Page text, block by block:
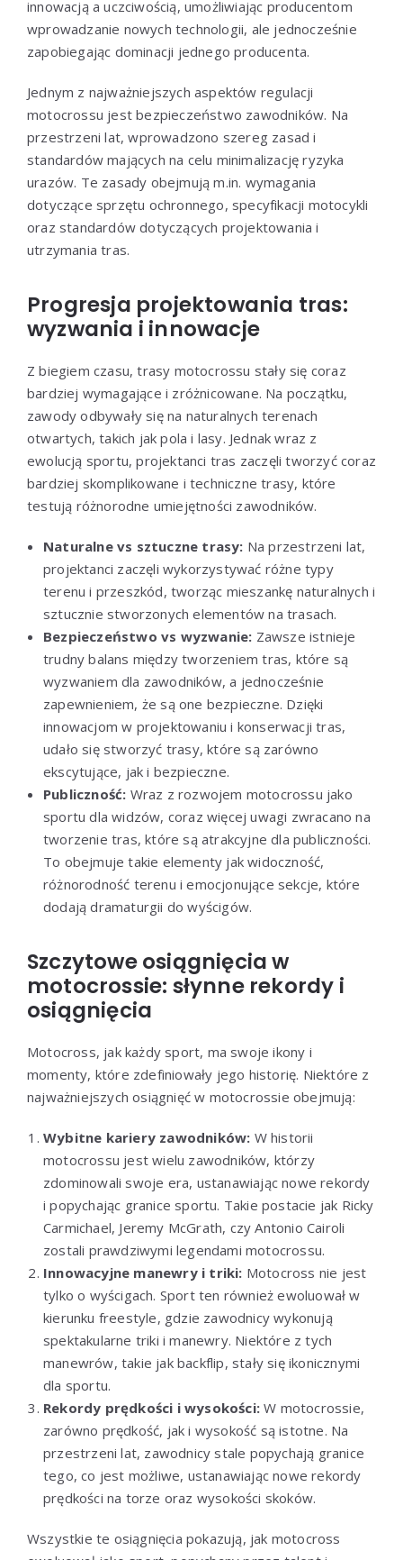
innowacją a uczciwością, umożliwiając producentom
wprowadzanie nowych technologii, ale jednocześnie
zapobiegając dominacji jednego producenta.
Jednym z najważniejszych aspektów regulacji
motocrossu jest bezpieczeństwo zawodników. Na
przestrzeni lat, wprowadzono szereg zasad i
standardów mających na celu minimalizację ryzyka
urazów. Te zasady obejmują m.in. wymagania
dotyczące sprzętu ochronnego, specyfikacji motocykli
oraz standardów dotyczących projektowania i
utrzymania tras.
Progresja projektowania tras:
wyzwania i innowacje
Z biegiem czasu, trasy motocrossu stały się coraz
bardziej wymagające i zróżnicowane. Na początku,
zawody odbywały się na naturalnych terenach
otwartych, takich jak pola i lasy. Jednak wraz z
ewolucją sportu, projektanci tras zaczęli tworzyć coraz
bardziej skomplikowane i techniczne trasy, które
testują różnorodne umiejętności zawodników.
Naturalne vs sztuczne trasy: Na przestrzeni lat,
projektanci zaczęli wykorzystywać różne typy
terenu i przeszkód, tworząc mieszankę naturalnych i
sztucznie stworzonych elementów na trasach.
Bezpieczeństwo vs wyzwanie: Zawsze istnieje
trudny balans między tworzeniem tras, które są
wyzwaniem dla zawodników, a jednocześnie
zapewnieniem, że są one bezpieczne. Dzięki
innowacjom w projektowaniu i konserwacji tras,
udało się stworzyć trasy, które są zarówno
ekscytujące, jak i bezpieczne.
Publiczność: Wraz z rozwojem motocrossu jako
sportu dla widzów, coraz więcej uwagi zwracano na
tworzenie tras, które są atrakcyjne dla publiczności.
To obejmuje takie elementy jak widoczność,
różnorodność terenu i emocjonujące sekcje, które
dodają dramaturgii do wyścigów.
Szczytowe osiągnięcia w
motocrossie: słynne rekordy i
osiągnięcia
Motocross, jak każdy sport, ma swoje ikony i
momenty, które zdefiniowały jego historię. Niektóre z
najważniejszych osiągnięć w motocrossie obejmują:
Wybitne kariery zawodników: W historii
motocrossu jest wielu zawodników, którzy
zdominowali swoje era, ustanawiając nowe rekordy
i popychając granice sportu. Takie postacie jak Ricky
Carmichael, Jeremy McGrath, czy Antonio Cairoli
zostali prawdziwymi legendami motocrossu.
Innowacyjne manewry i triki: Motocross nie jest
tylko o wyścigach. Sport ten również ewoluował w
kierunku freestyle, gdzie zawodnicy wykonują
spektakularne triki i manewry. Niektóre z tych
manewrów, takie jak backflip, stały się ikonicznymi
dla sportu.
Rekordy prędkości i wysokości: W motocrossie,
zarówno prędkość, jak i wysokość są istotne. Na
przestrzeni lat, zawodnicy stale popychają granice
tego, co jest możliwe, ustanawiając nowe rekordy
prędkości na torze oraz wysokości skoków.
Wszystkie te osiągnięcia pokazują, jak motocross